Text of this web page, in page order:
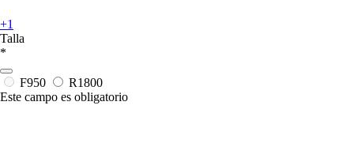
+1
Talla
*
F950
R1800
Este campo es obligatorio